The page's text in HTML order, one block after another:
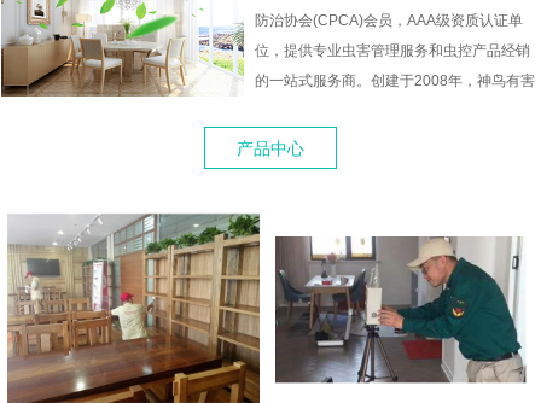
防治协会(CPCA)会员，AAA级资质认证单
位，提供专业虫害管理服务和虫控产品经销
的一站式服务商。创建于2008年，神鸟有害
较新的虫害管理技术与服务标准，致力为商
业客户提供安全、环保和高效的虫害管理服
产品中心